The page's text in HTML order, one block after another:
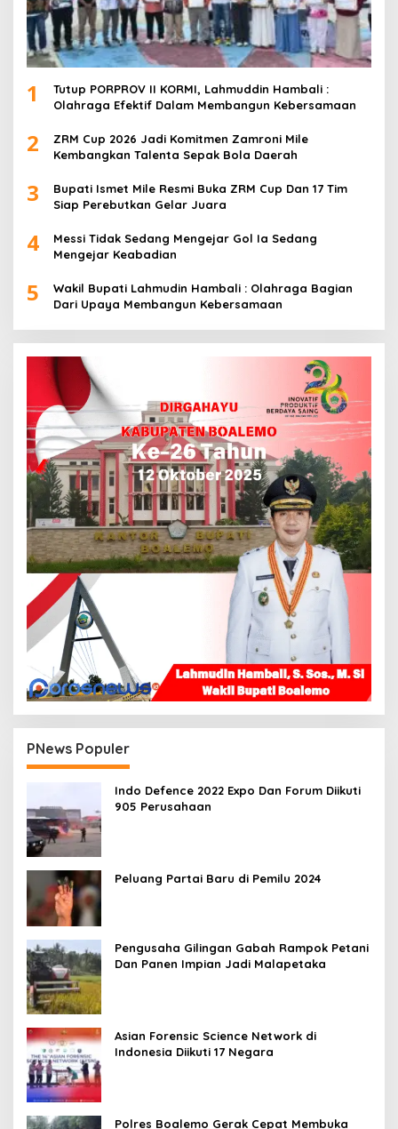
1
Tutup PORPROV II KORMI, Lahmuddin Hambali :
Olahraga Efektif Dalam Membangun Kebersamaan
2
ZRM Cup 2026 Jadi Komitmen Zamroni Mile
Kembangkan Talenta Sepak Bola Daerah
3
Bupati Ismet Mile Resmi Buka ZRM Cup Dan 17 Tim
Siap Perebutkan Gelar Juara
4
Messi Tidak Sedang Mengejar Gol Ia Sedang
Mengejar Keabadian
5
Wakil Bupati Lahmudin Hambali : Olahraga Bagian
Dari Upaya Membangun Kebersamaan
PNews Populer
Indo Defence 2022 Expo Dan Forum Diikuti
905 Perusahaan
Peluang Partai Baru di Pemilu 2024
Pengusaha Gilingan Gabah Rampok Petani
Dan Panen Impian Jadi Malapetaka
Asian Forensic Science Network di
Indonesia Diikuti 17 Negara
Polres Boalemo Gerak Cepat Membuka